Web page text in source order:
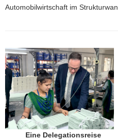
o
n
Automobilwirtschaft im
Eine Delegationsreise